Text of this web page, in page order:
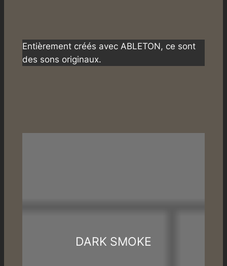
Entièrement créés avec ABLETON, ce sont
des sons originaux.
DARK SMOKE